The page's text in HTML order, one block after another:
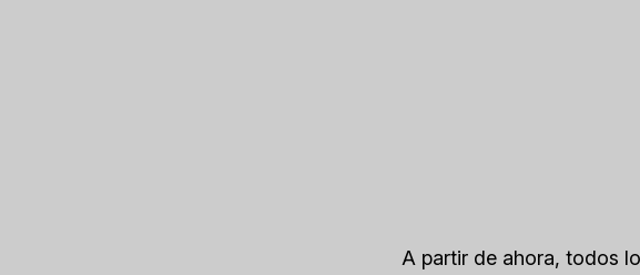
A partir de ahora, todos